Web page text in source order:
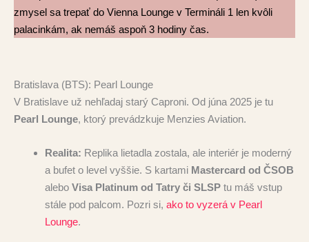
zmysel sa trepať do Vienna Lounge v Termináli 1 len kvôli
palacinkám, ak nemáš aspoň 3 hodiny čas.
Bratislava (BTS): Pearl Lounge
V Bratislave už nehľadaj starý Caproni. Od júna 2025 je tu
Pearl Lounge, ktorý prevádzkuje Menzies Aviation.
Realita: Replika lietadla zostala, ale interiér je moderný
a bufet o level vyššie. S kartami Mastercard od ČSOB
alebo Visa Platinum od Tatry či SLSP tu máš vstup
stále pod palcom. Pozri si, ako to vyzerá v Pearl
Lounge.